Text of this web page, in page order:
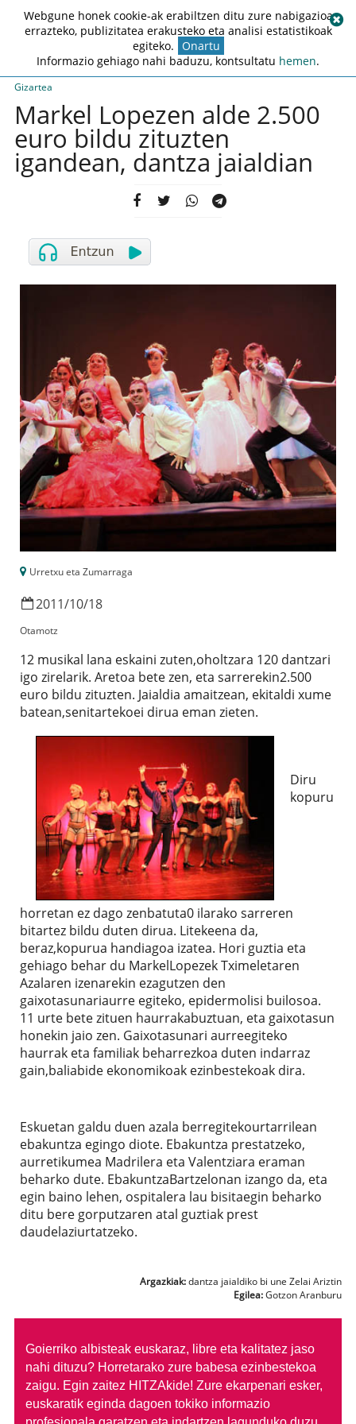
Gizartea
Markel Lopezen alde 2.500
euro bildu zituzten
igandean, dantza jaialdian
Urretxu eta Zumarraga
2011/10/18
Otamotz
12 musikal lana eskaini zuten,oholtzara 120 dantzari
igo zirelarik. Aretoa bete zen, eta sarrerekin2.500
euro bildu zituzten. Jaialdia amaitzean, ekitaldi xume
batean,senitartekoei dirua eman zieten.
Diru
kopuru
horretan ez dago zenbatuta0 ilarako sarreren
bitartez bildu duten dirua. Litekeena da,
beraz,kopurua handiagoa izatea. Hori guztia eta
gehiago behar du MarkelLopezek Tximeletaren
Azalaren izenarekin ezagutzen den
gaixotasunariaurre egiteko, epidermolisi builosoa.
11 urte bete zituen haurrakabuztuan, eta gaixotasun
honekin jaio zen. Gaixotasunari aurreegiteko
haurrak eta familiak beharrezkoa duten indarraz
gain,baliabide ekonomikoak ezinbestekoak dira.
Eskuetan galdu duen azala berregitekourtarrilean
ebakuntza egingo diote. Ebakuntza prestatzeko,
aurretikumea Madrilera eta Valentziara eraman
beharko dute. EbakuntzaBartzelonan izango da, eta
egin baino lehen, ospitalera lau bisitaegin beharko
ditu bere gorputzaren atal guztiak prest
daudelaziurtatzeko.
Argazkiak:dantza jaialdiko bi une Zelai Ariztin
Egilea:Gotzon Aranburu
Goierriko albisteak euskaraz, libre eta kalitatez jaso
nahi dituzu? Horretarako zure babesa ezinbestekoa
zaigu. Egin zaitez HITZAkide! Zure ekarpenari esker,
euskaratik eginda dagoen tokiko informazio
Webgune honek cookie-ak erabiltzen ditu zure nabigazioa
errazteko, publizitatea erakusteko eta analisi estatistikoak
egiteko. Onartu
Informazio gehiago nahi baduzu, kontsultatu hemen.